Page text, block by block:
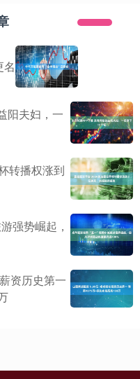
名
阳夫妇，一
转播权涨到
强势崛起，
资历史第一